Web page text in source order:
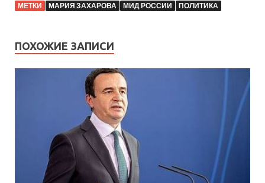
МЕТКИ МАРИЯ ЗАХАРОВА МИД РОССИИ ПОЛИТИКА
ПОХОЖИЕ ЗАПИСИ